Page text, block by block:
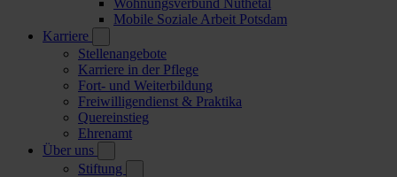
Mobile Soziale Arbeit Potsdam
Karriere
Stellenangebote
Karriere in der Pflege
Fort- und Weiterbildung
Freiwilligendienst & Praktika
Quereinstieg
Ehrenamt
Über uns
Stiftung